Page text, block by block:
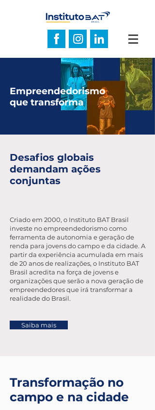
Empreendedorismo
que transforma
Desafios globais
demandam ações
conjuntas
Criado em 2000, o Instituto BAT Brasil
investe no empreendedorismo como
ferramenta de autonomia e geração de
renda para jovens do campo e da cidade. A
partir da experiência acumulada em mais
de 20 anos de realizações, o Instituto BAT
Brasil acredita na força de jovens e
organizações que serão a nova geração de
empreendedores que irá transformar a
realidade do Brasil.
Saiba mais
Transformação no
campo e na cidade